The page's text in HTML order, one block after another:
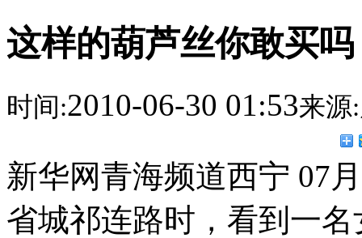
这样的葫芦丝你敢买
时间:2010-06-30 01:53来源:
新华网青海频道西宁 07
省城祁连路时，看到一